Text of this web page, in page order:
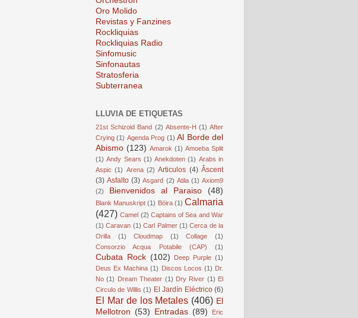
Oro Molido
Revistas y Fanzines
Rockliquias
Rockliquias Radio
Sinfomusic
Sinfonautas
Stratosferia
Subterranea
LLUVIA DE ETIQUETAS
21st Schizoid Band (2) Absente-H (1) After
Crying (1) Agenda Prog (1) Al Borde del
Abismo (123) Amarok (1) Amoeba Split
(1) Andy Sears (1) Anekdoten (1) Arabs in
Aspic (1) Arena (2) Articulos (4) Âscent
(3) Asfalto (3) Asgard (2) Atila (1) Axiom9
(2)
Bienvenidos al Paraiso (48)
Blank Manuskript (1) Böira (1) Calmaria
(427) Camel (2) Captains of Sea and War
(1) Caravan (1) Carl Palmer (1) Cerca de la
Orilla
(1) Cloudmap (1) Collage
(1)
Consorzio Acqua Potabile (CAP)
(1)
Cubata Rock (102) Deep Purple (1)
Deus Ex Machina (1) Discos Locos (1) Dr.
No (1) Dream Theater (1) Dry River (1) El
Circulo de Willis (1) El Jardín Eléctrico (6)
El Mar de los Metales (406) El
Mellotron (53) Entradas (89)
Eric